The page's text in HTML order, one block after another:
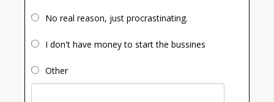
No real reason, just procrastinating.
I don't have money to start the bussines
Other